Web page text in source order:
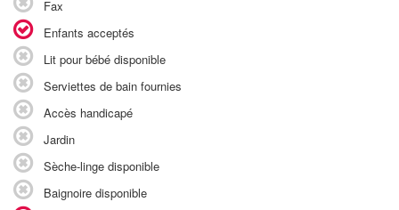
Fax
Enfants acceptés
Lit pour bébé disponible
Serviettes de bain fournies
Accès handicapé
Jardin
Sèche-linge disponible
Baignoire disponible